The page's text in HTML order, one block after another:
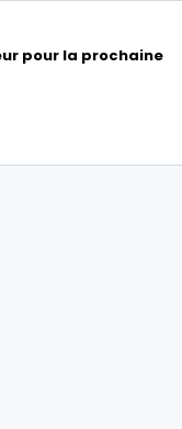
pour la prochaine